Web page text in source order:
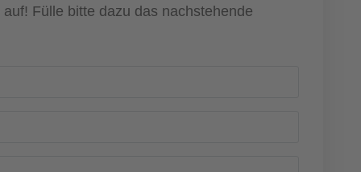
auf! Fülle bitte dazu das nachstehende